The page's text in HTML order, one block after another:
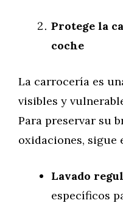
Protege la
coche
La carrocería es
visibles y
Para preservar su
oxidaciones, sigue
Lavado
específicos